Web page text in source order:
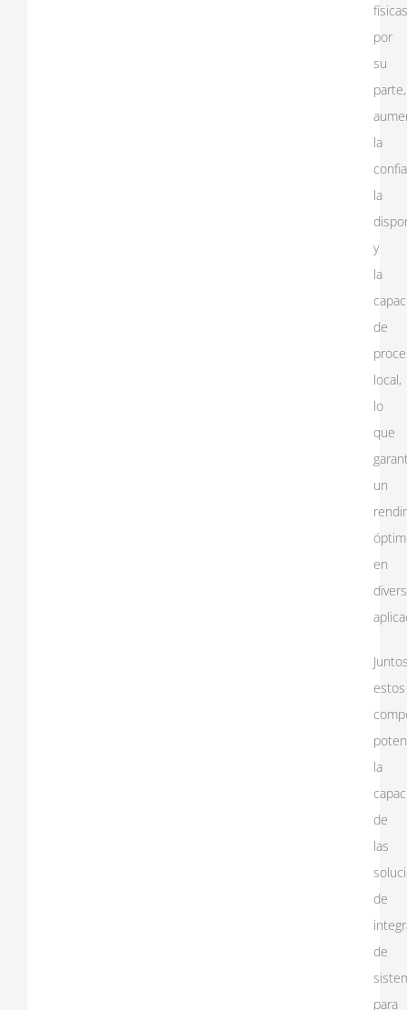
por
su
parte,
la
la
y
la
de
local,
lo
que
un
en
estos
la
de
las
de
de
para